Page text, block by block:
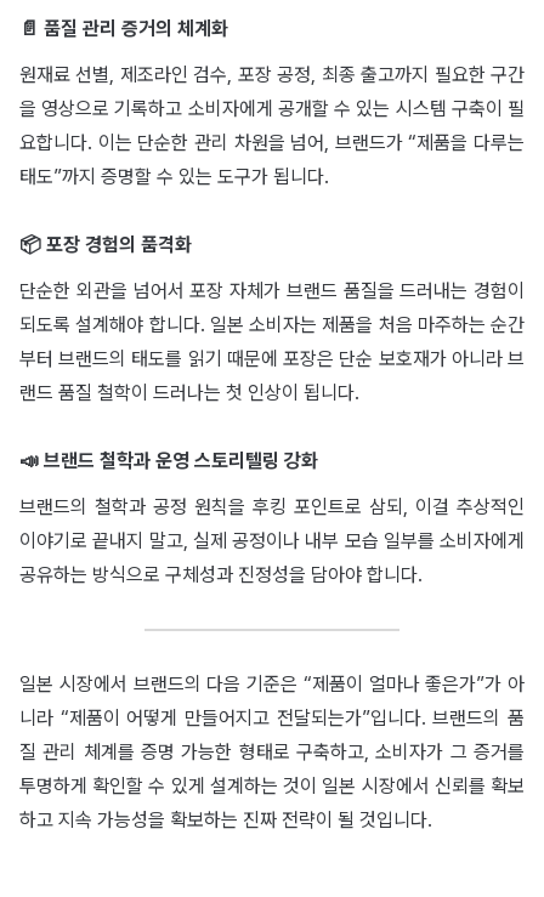
📄 품질 관리 증거의 체계화
원재료 선별, 제조라인 검수, 포장 공정, 최종 출고까지 필요한 구간
을 영상으로 기록하고 소비자에게 공개할 수 있는 시스템 구축이 필
요합니다. 이는 단순한 관리 차원을 넘어, 브랜드가 “제품을 다루는
태도”까지 증명할 수 있는 도구가 됩니다.
📦 포장 경험의 품격화
단순한 외관을 넘어서 포장 자체가 브랜드 품질을 드러내는 경험이
되도록 설계해야 합니다. 일본 소비자는 제품을 처음 마주하는 순간
부터 브랜드의 태도를 읽기 때문에 포장은 단순 보호재가 아니라 브
랜드 품질 철학이 드러나는 첫 인상이 됩니다.
📣 브랜드 철학과 운영 스토리텔링 강화
브랜드의 철학과 공정 원칙을 후킹 포인트로 삼되, 이걸 추상적인
이야기로 끝내지 말고, 실제 공정이나 내부 모습 일부를 소비자에게
공유하는 방식으로 구체성과 진정성을 담아야 합니다.
일본 시장에서 브랜드의 다음 기준은 “제품이 얼마나 좋은가”가 아
니라 “제품이 어떻게 만들어지고 전달되는가”입니다. 브랜드의 품
질 관리 체계를 증명 가능한 형태로 구축하고, 소비자가 그 증거를
투명하게 확인할 수 있게 설계하는 것이 일본 시장에서 신뢰를 확보
하고 지속 가능성을 확보하는 진짜 전략이 될 것입니다.